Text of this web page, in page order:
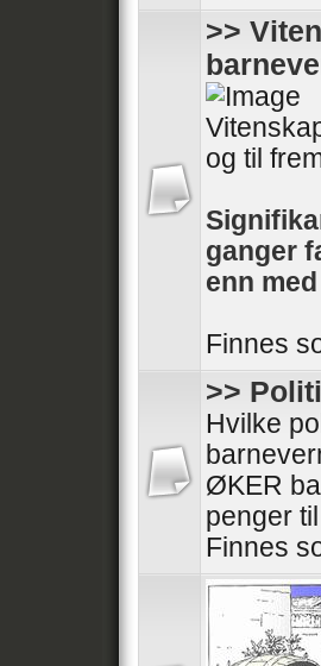
>>
og til
ganger
enn
Finnes
>>
Hvilke
ØKER
penger
Finnes